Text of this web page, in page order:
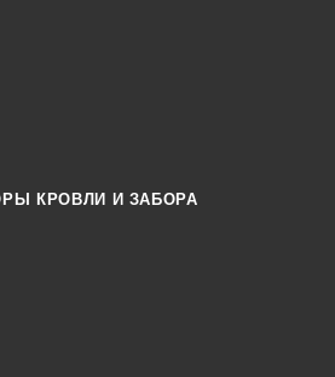
КРОВЛИ И ЗАБОРА